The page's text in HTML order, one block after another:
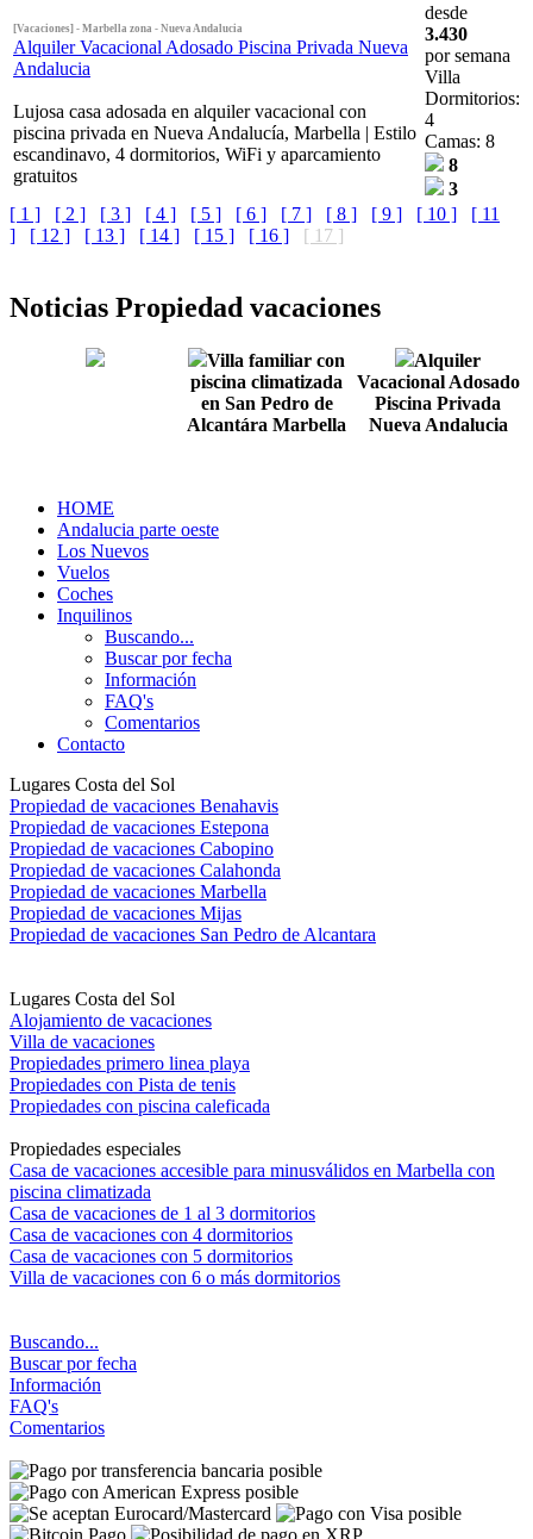
[Vacaciones] - Marbella zona - Nueva Andalucia
Alquiler Vacacional Adosado Piscina Privada Nueva
Andalucia
Lujosa casa adosada en alquiler vacacional con
piscina privada en Nueva Andalucía, Marbella | Estilo
escandinavo, 4 dormitorios, WiFi y aparcamiento
gratuitos
desde
3.430
por semana
Villa
Dormitorios:
4
Camas: 8
8
3
[ 1 ]
[ 2 ] [ 3 ] [ 4 ] [ 5 ] [ 6 ] [ 7 ] [ 8 ] [ 9 ] [ 10 ]
[ 11
]
[ 12 ] [ 13 ] [ 14 ] [ 15 ] [ 16 ] [ 17 ]
Noticias Propiedad vacaciones
Villa familiar con
piscina climatizada
en San Pedro de
Alcantára Marbella
Alquiler
Vacacional Adosado
Piscina Privada
Nueva Andalucia
HOME
Andalucia parte oeste
Los Nuevos
Vuelos
Coches
Inquilinos
Buscando...
Buscar por fecha
Información
FAQ's
Comentarios
Contacto
Lugares Costa del Sol
Propiedad de vacaciones Benahavis
Propiedad de vacaciones Estepona
Propiedad de vacaciones Cabopino
Propiedad de vacaciones Calahonda
Propiedad de vacaciones Marbella
Propiedad de vacaciones Mijas
Propiedad de vacaciones San Pedro de Alcantara
Lugares Costa del Sol
Alojamiento de vacaciones
Villa de vacaciones
Propiedades primero linea playa
Propiedades con Pista de tenis
Propiedades con piscina caleficada
Propiedades especiales
Casa de vacaciones accesible para minusválidos en Marbella con
piscina climatizada
Casa de vacaciones de 1 al 3 dormitorios
Casa de vacaciones con 4 dormitorios
Casa de vacaciones con 5 dormitorios
Villa de vacaciones con 6 o más dormitorios
Buscando...
Buscar por fecha
Información
FAQ's
Comentarios